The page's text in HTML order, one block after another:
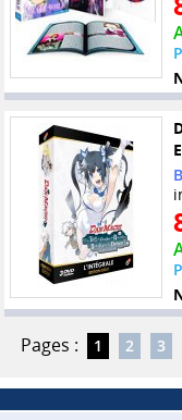
Pages : 1 2 3